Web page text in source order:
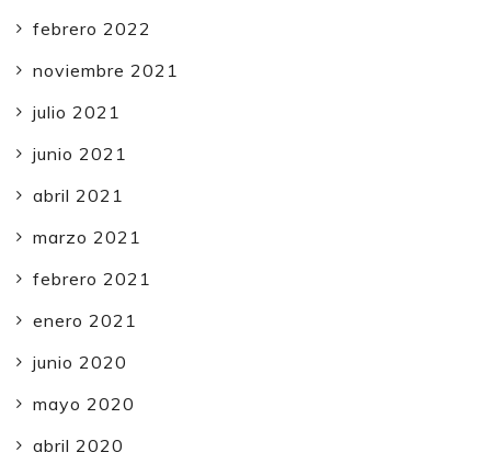
febrero 2022
noviembre 2021
julio 2021
junio 2021
abril 2021
marzo 2021
febrero 2021
enero 2021
junio 2020
mayo 2020
abril 2020